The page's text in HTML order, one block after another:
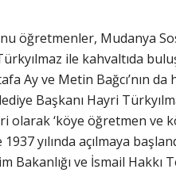
öğretmenler, Mudanya
ile kahvaltıda
Ay ve Metin Bağcı’nın
Başkanı Hayri
olarak ‘köye öğretmen ve
yılında açılmaya
Bakanlığı ve İsmail Hakkı